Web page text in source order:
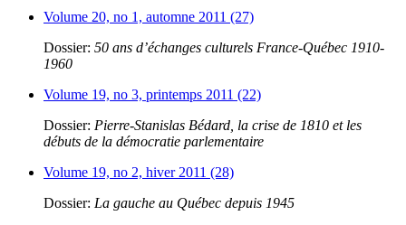
Volume 20, no 1, automne 2011 (27)
Dossier: 50 ans d’échanges culturels France-Québec 1910-
1960
Volume 19, no 3, printemps 2011 (22)
Dossier: Pierre-Stanislas Bédard, la crise de 1810 et les
débuts de la démocratie parlementaire
Volume 19, no 2, hiver 2011 (28)
Dossier: La gauche au Québec depuis 1945